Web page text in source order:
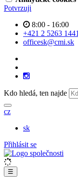
Potvrzuji
8:00 - 16:00
+421 2 5263 1441
officesk@cmi.sk
Kdo hledá, ten najde
cz
sk
Přihlásit se
☰